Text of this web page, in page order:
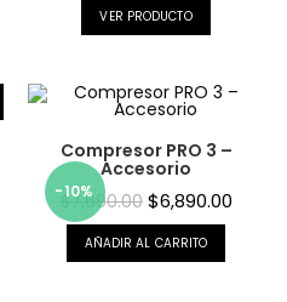
VER PRODUCTO
-10%
Compresor PRO 3 –
Accesorio
$7,690.00 $6,890.00
AÑADIR AL CARRITO